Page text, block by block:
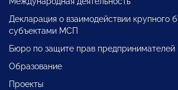
Декларация о взаимодействии крупного
субъектами МСП
Бюро по защите прав предпринимателей
Образование
Проекты